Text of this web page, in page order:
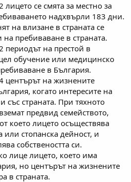
лицето се смята за местно за
надхвърли 183 дни.
на влизане в страната се
пребиваване в страната.
периодът на престой в
обучение или медицинско
в България.
центърът на жизнените
когато интересите на
със страната. При тяхното
предвид семейството,
което лицето осъществява
стопанска дейност, и
собствеността си.
лице лицето, което има
но центърът на жизнените
в страната.